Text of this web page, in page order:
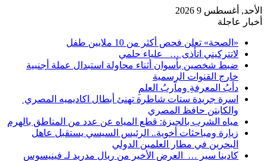
الأحد, أغسطس 9 2026
أخبار عاجلة
«الصحة» تعلن فحص أكثر من 10 ملايين طفل
لاتتركيني اتأذى … علياء حلمي
ضبط شخصين بأسوان أثناء محاولة استبدال عملة أجنبية
خارج القنوات الرسمية
دأبُ المعرفةِ ومآربُ العلمِ
اسرة جريدة ستات شاطرة تهنئ أبطال اكاديميه المصري
والكابتن حافظ المصري
مياه الشرب بالجيزة: قطع المياه عن عدد من المناطق بالهرم
زيارة ومباحثات أخوية.. الرئيس السيسي يستقبل عاهل
البحرين في مطار العلمين الدولي
كادينا سير … العرض الأخير من ريال مدريد لـ فينيسوس